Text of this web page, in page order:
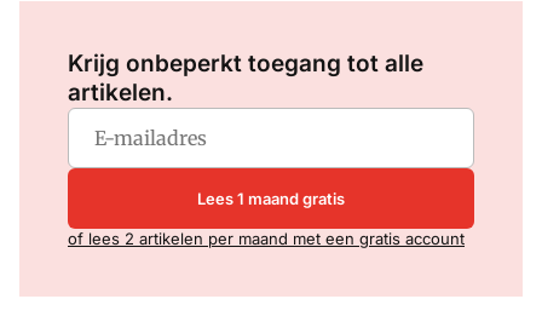
Krijg onbeperkt toegang tot alle
artikelen.
Lees 1 maand gratis
of lees 2 artikelen per maand met een gratis account